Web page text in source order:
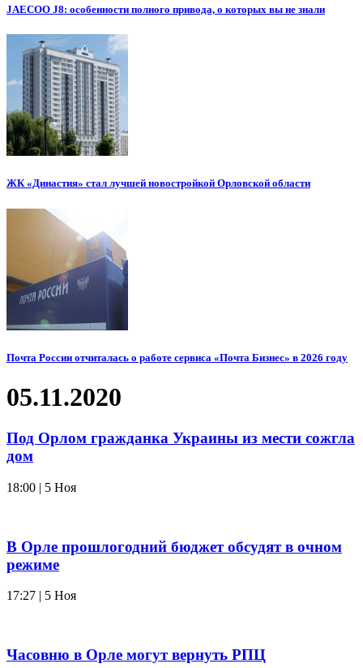
JAECOO J8: особенности полного привода, о которых вы не знали
ЖК «Династия» стал лучшей новостройкой Орловской области
Почта России отчиталась о работе сервиса «Почта Бизнес» в 2026 году
05.11.2020
Под Орлом гражданка Украины из мести сожгла
дом
18:00 | 5 Ноя
В Орле прошлогодний бюджет обсудят в очном
режиме
17:27 | 5 Ноя
Часовню в Орле могут вернуть РПЦ